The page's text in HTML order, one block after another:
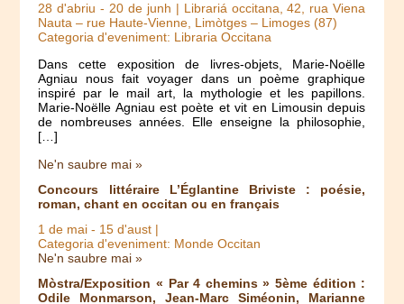
28 d'abriu - 20 de junh | Librariá occitana, 42, rua Viena
Nauta – rue Haute-Vienne, Limòtges – Limoges (87)
Categoria d'eveniment: Libraria Occitana
Dans cette exposition de livres-objets, Marie-Noëlle
Agniau nous fait voyager dans un poème graphique
inspiré par le mail art, la mythologie et les papillons.
Marie-Noëlle Agniau est poète et vit en Limousin depuis
de nombreuses années. Elle enseigne la philosophie,
[…]
Ne'n saubre mai »
Concours littéraire L’Églantine Briviste : poésie,
roman, chant en occitan ou en français
1 de mai - 15 d'aust |
Categoria d'eveniment: Monde Occitan
Ne'n saubre mai »
Mòstra/Exposition « Par 4 chemins » 5ème édition :
Odile Monmarson, Jean-Marc Siméonin, Marianne